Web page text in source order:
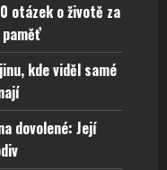
otázek o životě za
kde viděl samé
dovolené: Její